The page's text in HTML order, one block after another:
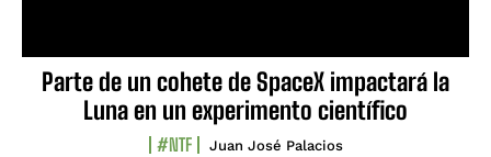
Parte de un cohete de SpaceX impactará la
Luna en un experimento científico
#NTF Juan José Palacios